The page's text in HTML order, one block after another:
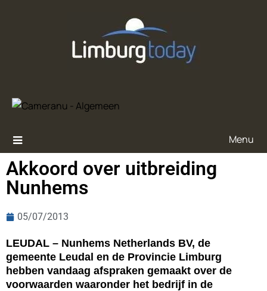
Menu
Akkoord over uitbreiding
Nunhems
05/07/2013
LEUDAL – Nunhems Netherlands BV, de
gemeente Leudal en de Provincie Limburg
hebben vandaag afspraken gemaakt over de
voorwaarden waaronder het bedrijf in de